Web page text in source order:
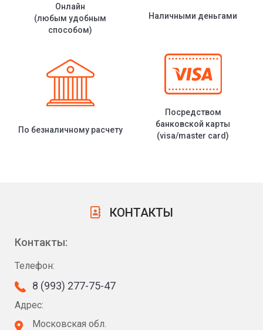
Онлайн
(любым удобным
способом)
Наличными деньгами
По безналичному расчету
Посредством
банковской карты
(visa/master card)
КОНТАКТЫ
Контакты:
Телефон:
8 (993) 277-75-47
Адрес:
Московская обл.